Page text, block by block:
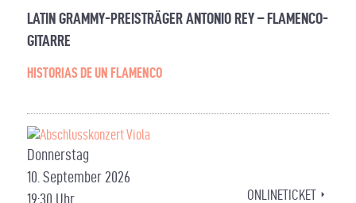
LATIN GRAMMY-PREISTRÄGER ANTONIO REY – FLAMENCO-
GITARRE
HISTORIAS DE UN FLAMENCO
Donnerstag
10. September 2026
19:30 Uhr
ONLINETICKET